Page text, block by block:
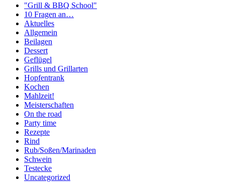
"Grill & BBQ School"
10 Fragen an…
Aktuelles
Allgemein
Beilagen
Dessert
Geflügel
Grills und Grillarten
Hopfentrank
Kochen
Mahlzeit!
Meisterschaften
On the road
Party time
Rezepte
Rind
Rub/Soßen/Marinaden
Schwein
Testecke
Uncategorized